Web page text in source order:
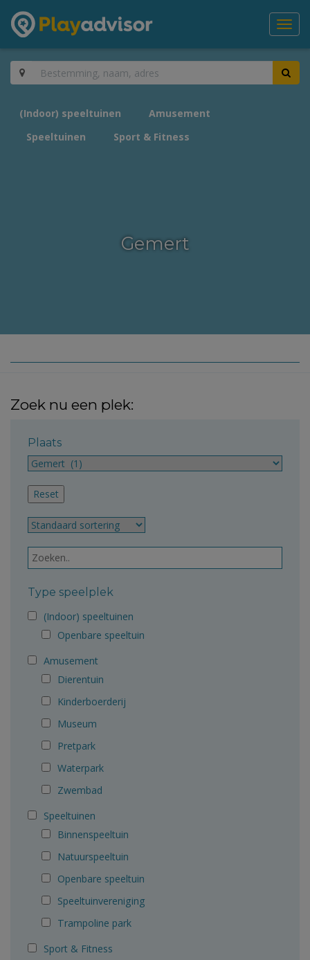
(Indoor) speeltuinen
Amusement
Speeltuinen
Sport & Fitness
Gemert
Zoek nu een plek:
Plaats
Type speelplek
(Indoor) speeltuinen
Openbare speeltuin
Amusement
Dierentuin
Kinderboerderij
Museum
Pretpark
Waterpark
Zwembad
Speeltuinen
Binnenspeeltuin
Natuurspeeltuin
Openbare speeltuin
Speeltuinvereniging
Trampoline park
Sport & Fitness